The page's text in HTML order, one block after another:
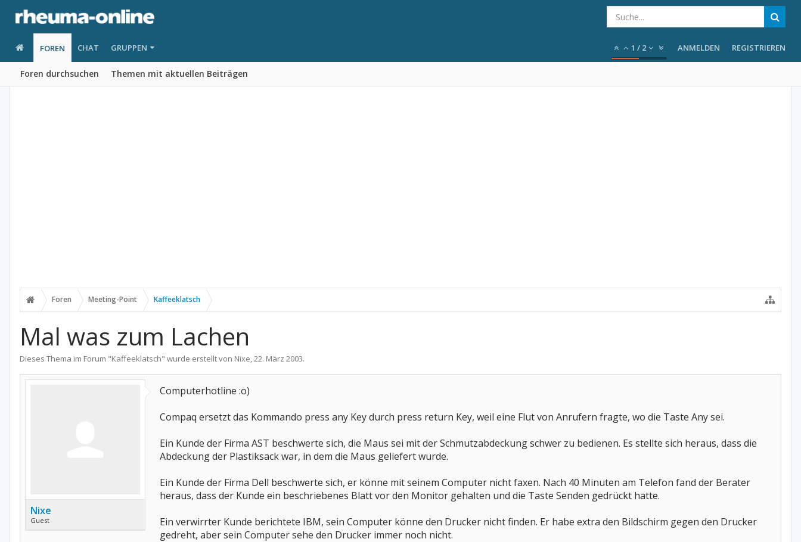
FOREN
Foren durchsuchen Themen mit aktuellen Beiträgen
CHAT GRUPPEN 1 / 2 ANMELDEN REGISTRIEREN
Foren Meeting-Point Kaffeeklatsch
Mal was zum Lachen
Dieses Thema im Forum "Kaffeeklatsch" wurde erstellt von Nixe,22. März 2003.
Nixe
Guest
Computerhotline :o)
Compaq ersetzt das Kommando press any Key durch press return Key, weil eine Flut von Anrufern fragte, wo die Taste Any sei.
Ein Kunde der Firma AST beschwerte sich, die Maus sei mit der Schmutzabdeckung schwer zu bedienen. Es stellte sich heraus, dass die
Abdeckung der Plastiksack war, in dem die Maus geliefert wurde.
Ein Kunde der Firma Dell beschwerte sich, er könne mit seinem Computer nicht faxen. Nach 40 Minuten am Telefon fand der Berater
heraus, dass der Kunde ein beschriebenes Blatt vor den Monitor gehalten und die Taste Senden gedrückt hatte.
Ein verwirrter Kunde berichtete IBM, sein Computer könne den Drucker nicht finden. Er habe extra den Bildschirm gegen den Drucker
gedreht, aber sein Computer sehe den Drucker immer noch nicht.